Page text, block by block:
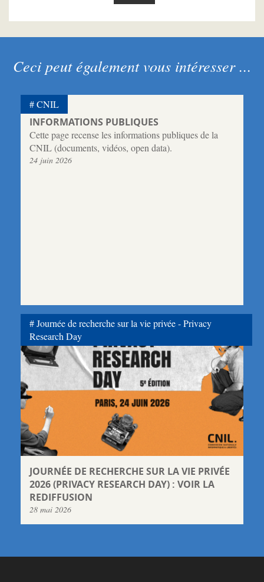
Ceci peut également vous intéresser ...
INFORMATIONS PUBLIQUES
Cette page recense les informations publiques de la
CNIL (documents, vidéos, open data).
24 juin 2026
CNIL
JOURNÉE DE RECHERCHE SUR LA VIE PRIVÉE
2026 (PRIVACY RESEARCH DAY) : VOIR LA
REDIFFUSION
28 mai 2026
Journée de recherche sur la vie privée - Privacy
Research Day